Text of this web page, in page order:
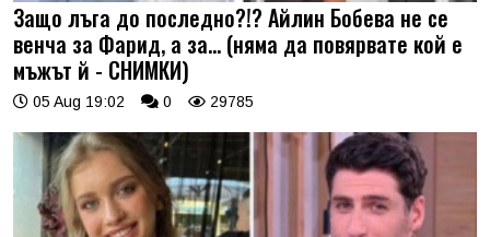
Защо лъга до последно?!? Айлин Бобева не се
венча за Фарид, а за... (няма да повярвате кой е
мъжът й - СНИМКИ)
05 Aug 19:02 0 29785